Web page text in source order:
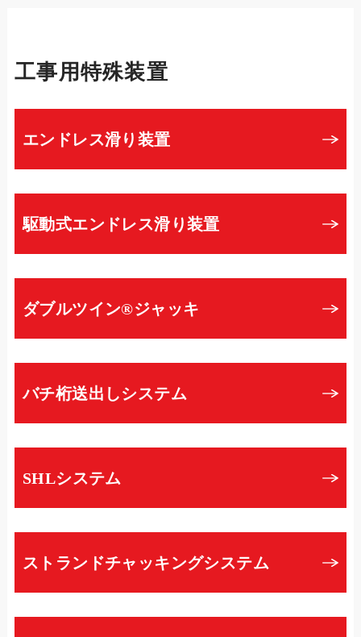
工事用特殊装置
エンドレス滑り装置
駆動式エンドレス滑り装置
ダブルツイン®ジャッキ
バチ桁送出しシステム
SHLシステム
ストランドチャッキングシステム